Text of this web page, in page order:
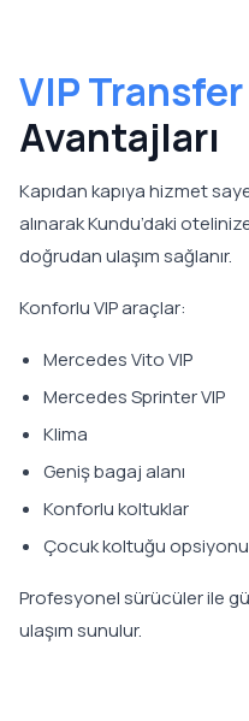
VIP
Avantajları
Kapıdan kapıya hizmet
alınarak Kundu’daki
doğrudan ulaşım sağlanır.
Konforlu VIP araçlar:
Mercedes Vito VIP
Mercedes Sprinter VIP
Klima
Geniş bagaj alanı
Konforlu koltuklar
Çocuk koltuğu opsiyonu
Profesyonel sürücüler ile
ulaşım sunulur.